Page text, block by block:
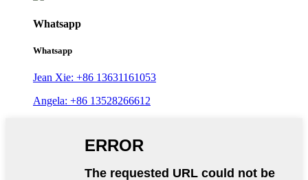
Whatsapp
Whatsapp
Jean Xie: +86 13631161053
Angela: +86 13528266612